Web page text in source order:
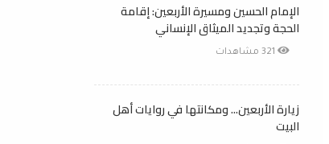
الإمام الحسين ومسيرة الأربعين: إقامة
الحجة وتجديد الميثاق الإنساني
زيارة الأربعين... ومكانتها في روايات أهل
البيت